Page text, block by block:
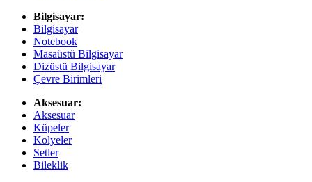
Bilgisayar:
Bilgisayar
Notebook
Masaüstü Bilgisayar
Dizüstü Bilgisayar
Çevre Birimleri
Aksesuar:
Aksesuar
Küpeler
Kolyeler
Setler
Bileklik